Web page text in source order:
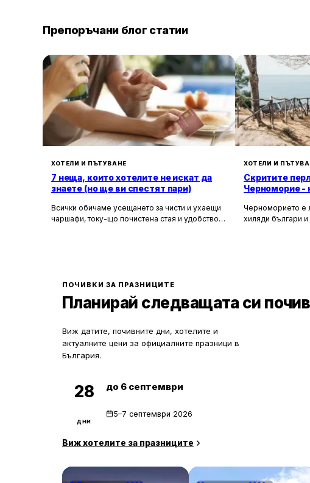
Препоръчани блог статии
ХОТЕЛИ И ПЪТУВАНЕ
7 неща, които хотелите не искат да
знаете (но ще ви спестят пари)
Всички обичаме усещането за чисти и ухаещи
чаршафи, току-що почистена стая и удобството
могат да олекотят портфейла ви значително.
ХОТЕЛИ И
Скритите
Черноморие -
Черноморието е
хиляди българи и
спокойствие,
ПОЧИВКИ ЗА ПРАЗНИЦИТЕ
Планирай следващата си
Виж датите, почивните дни, хотелите и
актуалните цени за официалните празници в
България.
28
дни
до 6 септември
5–7 септември 2026
Виж хотелите за празниците